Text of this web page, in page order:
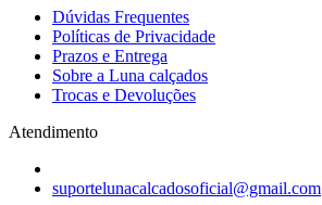
Dúvidas Frequentes
Políticas de Privacidade
Prazos e Entrega
Sobre a Luna calçados
Trocas e Devoluções
Atendimento
suportelunacalcadosoficial@gmail.com